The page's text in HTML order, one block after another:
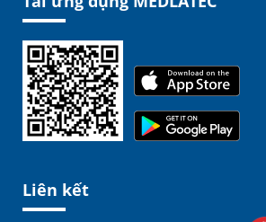
Liên kết